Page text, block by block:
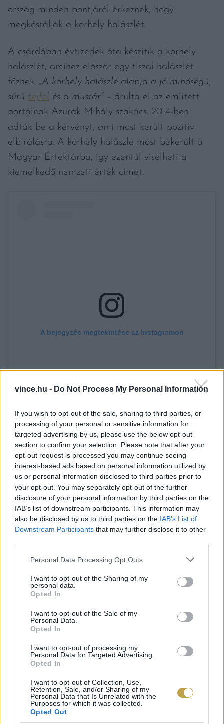
vince.hu - Do Not Process My Personal Information
If you wish to opt-out of the sale, sharing to third parties, or
processing of your personal or sensitive information for
targeted advertising by us, please use the below opt-out
section to confirm your selection. Please note that after your
opt-out request is processed you may continue seeing
interest-based ads based on personal information utilized by
us or personal information disclosed to third parties prior to
your opt-out. You may separately opt-out of the further
disclosure of your personal information by third parties on the
IAB’s list of downstream participants. This information may
also be disclosed by us to third parties on the IAB’s List of
Downstream Participants that may further disclose it to other
Please note that this website/app uses one or more Google
not limited to your visit or usage behaviour. You may click to
grant or deny consent to Google and its third-party tags to
use your data for below specified purposes in below Google
consent section.
Personal Data Processing Opt Outs
I want to opt-out of the Sharing of my
personal data.
Opted In
I want to opt-out of the Sale of my
Personal Data.
Opted In
I want to opt-out of processing my
Personal Data for Targeted Advertising.
Opted In
I want to opt-out of Collection, Use,
Retention, Sale, and/or Sharing of my
Personal Data that Is Unrelated with the
Purposes for which it was collected.
Opted Out
ország minden pontjáról érkeznek, hogy
megkóstálják a korhely halászlét.
A csárdában évtizedek óta készítik a korhely
halászlét, amihez először egy tiszai halászlét
főznek. „A korhely halászlé alapja a jó minőségű,
sűrű tejföl és a mustár”
– árulta el az említett
portálnak Azurák Mihály szakács. 2014-ben
adták be a kérvényt, ami most került pozitív
elbírálásra. A korhely halászlé most bekerült a
Magyar Értéktárba, így ezentúl viselheti a
kiemelkedő nemzeti érték címet.
A bejegyzés megtekintése az Instagramon
I love Tiszta-tó (@ilovetiszato) által megosztott bejegyzés
A csárda munkatársai itt nem állnak meg. Nagy
Sándor tulajdonos elmondta, szeretnék, ha idővel
Hungarikummá nyilvánítanák az ételüket. Az
első lépést megtették, hiszen Hungarikummá
kizárólag olyan kiemelkedő nemzeti
érték nyilvánítható, ami előzőleg már felvételt
nyert a Magyar Értéktárba.
Címlapfotó:Bao Menglong